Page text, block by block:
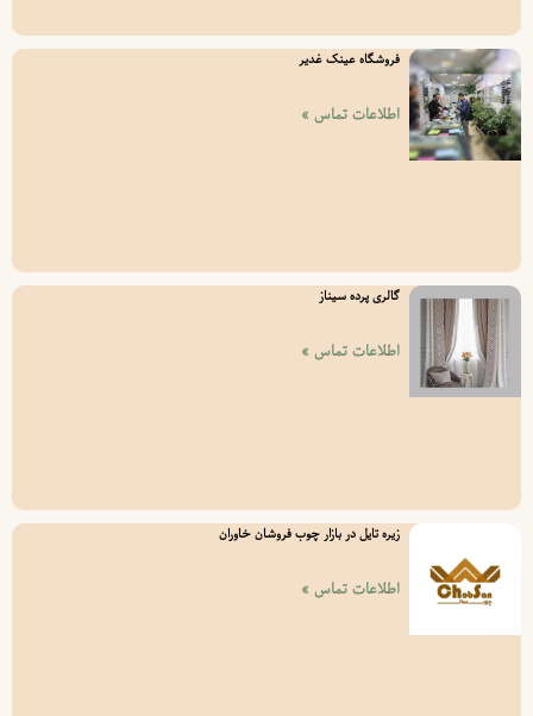
فروشگاه عینک غدیر
اطلاعات تماس »
گالری پرده سیناز
اطلاعات تماس »
زیره تایل در بازار چوب فروشان خاوران
اطلاعات تماس »